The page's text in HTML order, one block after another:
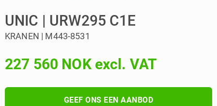
UNIC | URW295 C1E
KRANEN | M443-8531
227 560 NOK excl. VAT
GEEF ONS EEN AANBOD